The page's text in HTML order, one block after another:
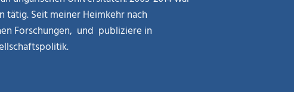
Seit meiner Heimkehr nach
Forschungen, und publiziere in